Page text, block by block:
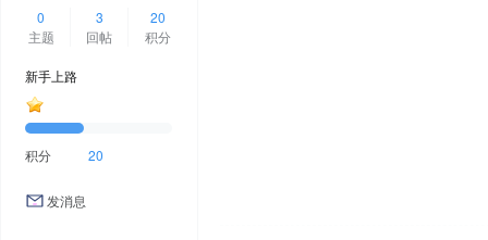
0
主题
3
回帖
20
积分
新手上路
积分 20
发消息